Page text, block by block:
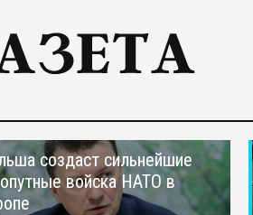
создаст сильнейшие
войска НАТО в